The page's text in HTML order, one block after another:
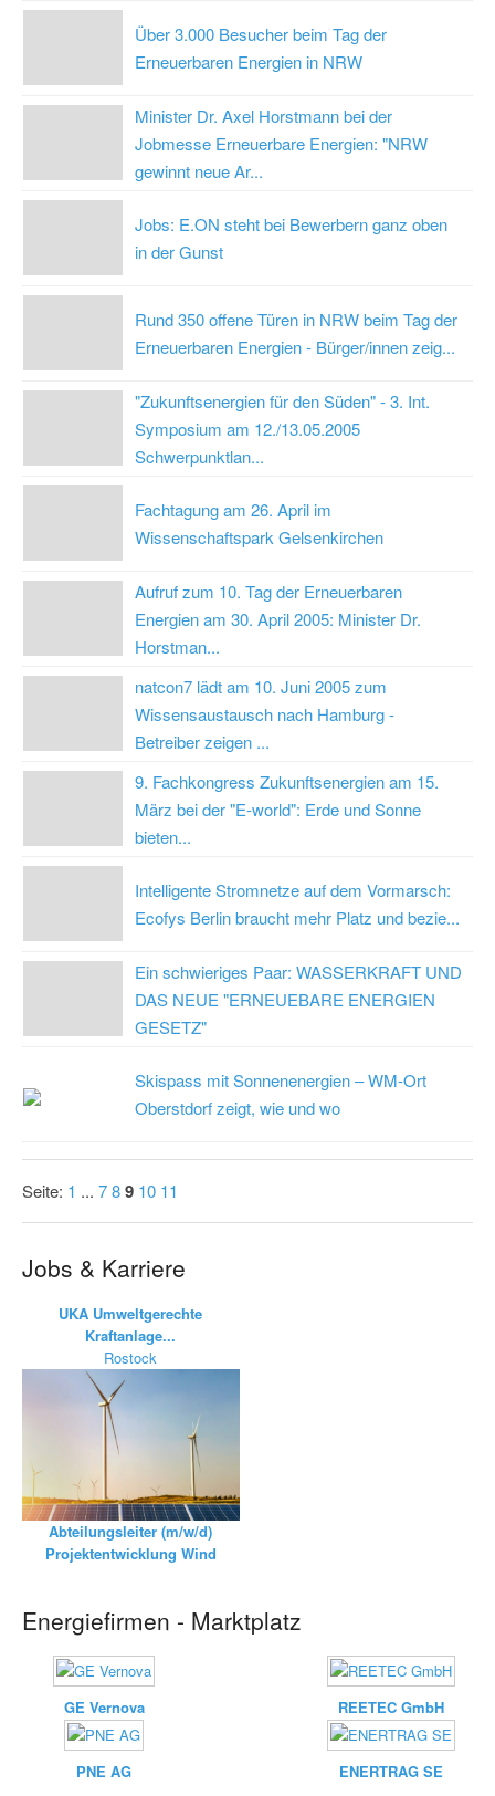
Über 3.000 Besucher beim Tag der
Erneuerbaren Energien in NRW
Minister Dr. Axel Horstmann bei der
Jobmesse Erneuerbare Energien: "NRW
gewinnt neue Ar...
Jobs: E.ON steht bei Bewerbern ganz oben
in der Gunst
Rund 350 offene Türen in NRW beim Tag der
Erneuerbaren Energien - Bürger/innen zeig...
"Zukunftsenergien für den Süden" - 3. Int.
Symposium am 12./13.05.2005
Schwerpunktlan...
Fachtagung am 26. April im
Wissenschaftspark Gelsenkirchen
Aufruf zum 10. Tag der Erneuerbaren
Energien am 30. April 2005: Minister Dr.
Horstman...
natcon7 lädt am 10. Juni 2005 zum
Wissensaustausch nach Hamburg -
Betreiber zeigen ...
9. Fachkongress Zukunftsenergien am 15.
März bei der "E-world": Erde und Sonne
bieten...
Intelligente Stromnetze auf dem Vormarsch:
Ecofys Berlin braucht mehr Platz und bezie...
Ein schwieriges Paar: WASSERKRAFT UND
DAS NEUE "ERNEUEBARE ENERGIEN
GESETZ"
Skispass mit Sonnenenergien – WM-Ort
Oberstdorf zeigt, wie und wo
Seite: 1 ... 789 10 11
Jobs & Karriere
UKA Umweltgerechte
Kraftanlage...
Rostock
Abteilungsleiter (m/w/d)
Projektentwicklung Wind
Energiefirmen - Marktplatz
GE Vernova REETEC GmbH
PNE AG ENERTRAG SE